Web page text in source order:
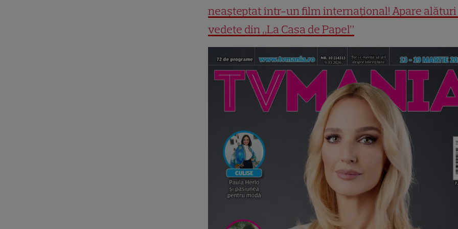
neașteptat într-un film internațional! Apare alături
vedete din „La Casa de Papel”